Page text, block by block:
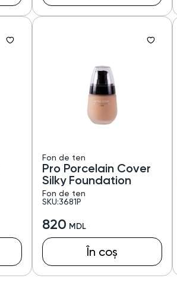
Fon de ten
Pro Porcelain Cover
Silky Foundation
Fon de ten
SKU:3681P
820
În coș